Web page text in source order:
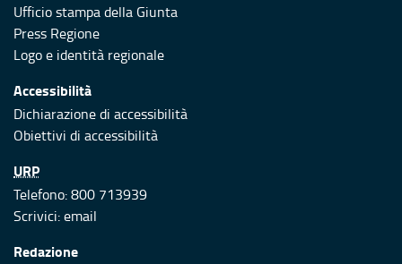
Ufficio stampa della Giunta
Press Regione
Logo e identità regionale
Accessibilità
Dichiarazione di accessibilità
Obiettivi di accessibilità
URP
Telefono: 800 713939
Scrivici:email
Redazione